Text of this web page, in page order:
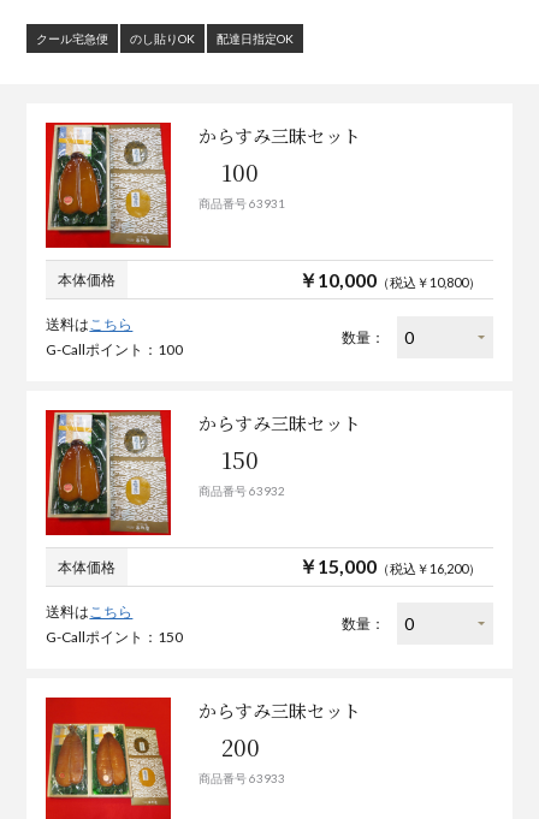
クール宅急便 のし貼りOK 配達日指定OK
からすみ三昧セット
100
商品番号 63931
本体価格 ￥10,000（税込￥10,800）
送料はこちら
G-Callポイント：100
数量：
からすみ三昧セット
150
商品番号 63932
本体価格 ￥15,000（税込￥16,200）
送料は こちら
G-Callポイント：150
数量：
からすみ三昧セット
200
商品番号 63933